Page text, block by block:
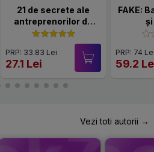
21 de secrete ale
antreprenorilor de
succes
PRP: 33.83 Lei
27.1 Lei
FAKE:
PRP: 74
59.2
Vezi toti autorii →